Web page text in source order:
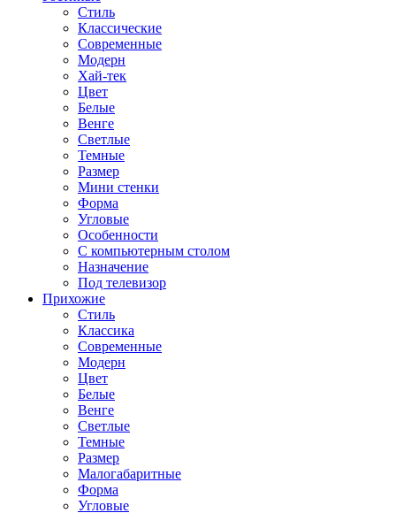
Стиль
Классические
Современные
Модерн
Хай-тек
Цвет
Белые
Венге
Светлые
Темные
Размер
Мини стенки
Форма
Угловые
Особенности
С компьютерным столом
Назначение
Под телевизор
Прихожие
Стиль
Классика
Современные
Модерн
Цвет
Белые
Венге
Светлые
Темные
Размер
Малогабаритные
Форма
Угловые